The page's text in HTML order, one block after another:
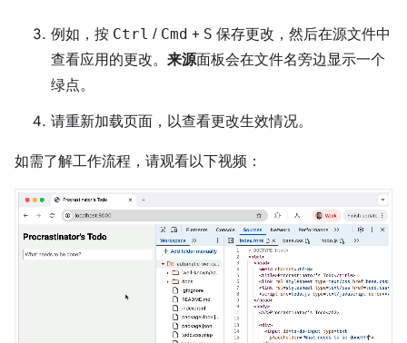
例如，按 Ctrl / Cmd + S 保存更改，然后在源文件中
查看应用的更改。 来源面板会在文件名旁边显示一个
绿点。
请重新加载页面，以查看更改生效情况。
如需了解工作流程，请观看以下视频：